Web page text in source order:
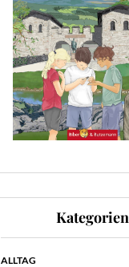
Kategorien
ALLTAG